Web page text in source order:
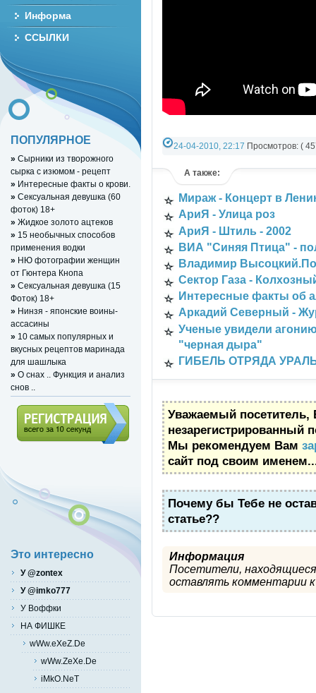
24-04-2010, 22:17 Просмотров: (
А также:
Мираж - Концерт в
АриЯ - Улица роз
АриЯ - Штиль - 2002
ВИА "Синяя Птица" -
Владимир
Сектор Газа -
Интересные факты об
Аркадий Северный -
Ученые увидели
"черная дыра"
ГИБЕЛЬ ОТРЯДА
Уважаемый посетитель,
незарегистрированный
Мы рекомендуем Вам
сайт под своим
Почему бы Тебе не
статье??
Информация
Посетители,
оставлять комментарии к
Информа
ССЫЛКИ
ПОПУЛЯРНОЕ
» Сырники из творожного
сырка с изюмом - рецепт
» Интересные факты о крови.
» Сексуальная девушка (60
фоток) 18+
» Жидкое золото ацтеков
» 15 необычных способов
применения водки
» НЮ фотографии женщин
от Гюнтера Кнопа
» Сексуальная девушка (15
Фоток) 18+
» Нинзя - японские воины-
ассасины
» 10 самых популярных и
вкусных рецептов маринада
для шашлыка
» О снах .. Функция и анализ
снов ..
Это интересно
У @zontex
У @imko777
У Воффки
НА ФИШКЕ
wWw.eXeZ.De
wWw.ZeXe.De
iMkO.NeT